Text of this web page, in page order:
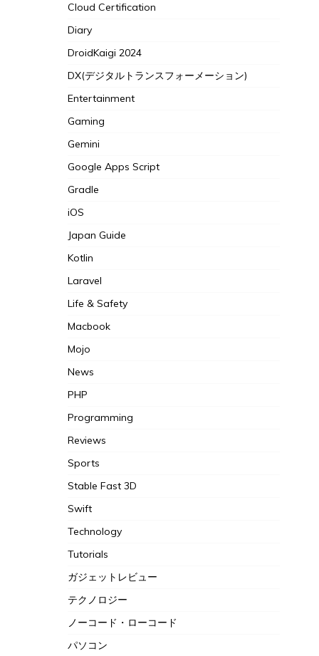
Cloud Certification
Diary
DroidKaigi 2024
DX(デジタルトランスフォーメーション)
Entertainment
Gaming
Gemini
Google Apps Script
Gradle
iOS
Japan Guide
Kotlin
Laravel
Life & Safety
Macbook
Mojo
News
PHP
Programming
Reviews
Sports
Stable Fast 3D
Swift
Technology
Tutorials
ガジェットレビュー
テクノロジー
ノーコード・ローコード
パソコン